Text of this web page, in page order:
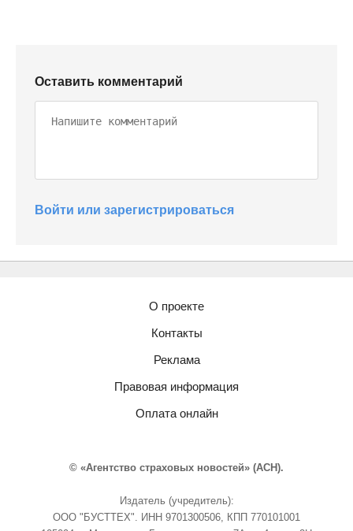
Оставить комментарий
Войти или зарегистрироваться
О проекте
Контакты
Реклама
Правовая информация
Оплата онлайн
© «Агентство страховых новостей» (АСН).
Издатель (учредитель):
ООО "БУСТТЕХ". ИНН 9701300506, КПП 770101001